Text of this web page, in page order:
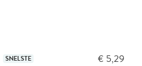
SNELSTE € 5,29